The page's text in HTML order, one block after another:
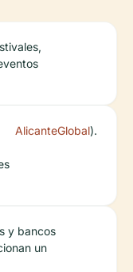
AlicanteGlobal).
y bancos
un